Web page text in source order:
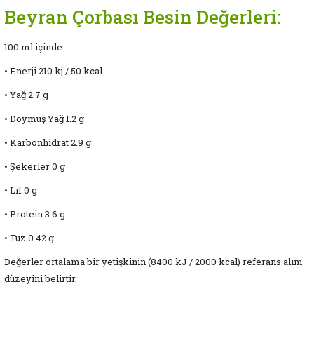
Beyran Çorbası Besin Değerleri:
100 ml içinde:
• Enerji 210 kj / 50 kcal
• Yağ 2.7 g
• Doymuş Yağ 1.2 g
• Karbonhidrat 2.9 g
• Şekerler 0 g
• Lif 0 g
• Protein 3.6 g
• Tuz 0.42 g
Değerler ortalama bir yetişkinin (8400 kJ / 2000 kcal) referans alım
düzeyini belirtir.